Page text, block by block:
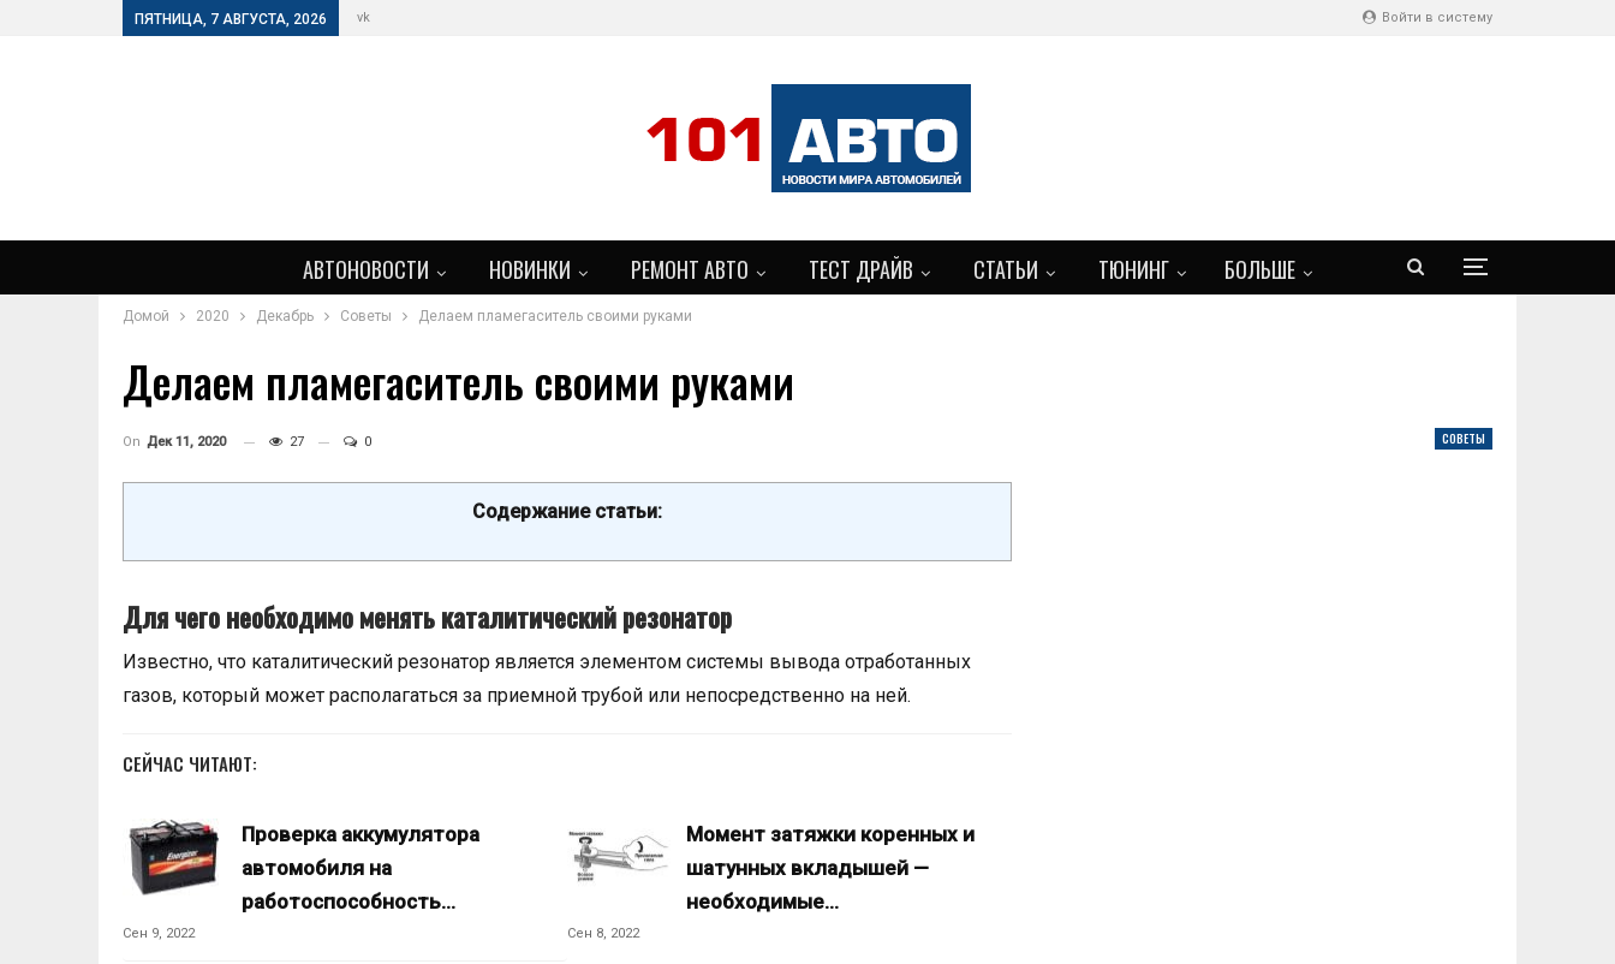
Войти в систему
ПЯТНИЦА, 7 АВГУСТА, 2026 vk
АВТОНОВОСТИ НОВИНКИ РЕМОНТ АВТО ТЕСТ ДРАЙВ СТАТЬИ ТЮНИНГ БОЛЬШЕ
Домой 2020 Декабрь Советы Делаем пламегаситель своими руками
Делаем пламегаситель своими руками
СОВЕТЫ
On Дек 11, 2020 27 0
Содержание статьи:
Для чего необходимо менять каталитический резонатор
Известно, что каталитический резонатор является элементом системы вывода отработанных
газов, который может располагаться за приемной трубой или непосредственно на ней.
СЕЙЧАС ЧИТАЮТ:
Проверка аккумулятора
автомобиля на
работоспособность…
Сен 9, 2022
Момент затяжки коренных и
шатунных вкладышей —
необходимые…
Сен 8, 2022